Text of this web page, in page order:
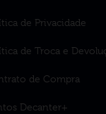
de Privacidade
de Troca e
de Compra
Decanter+